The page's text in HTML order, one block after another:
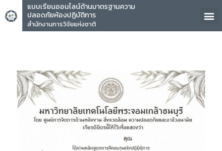
แบบเรียนออนไลน์ด้านมาตรฐานความ
ปลอดภัยห้องปฏิบัติการ
สำนักงานการวิจัยแห่งชาติ
คุณ